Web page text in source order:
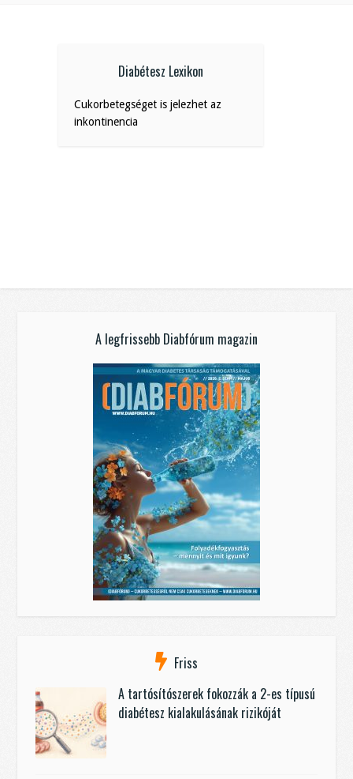
Diabétesz Lexikon
Cukorbetegséget is jelezhet az
inkontinencia
A legfrissebb Diabfórum magazin
Friss
A tartósítószerek fokozzák a 2-es típusú
diabétesz kialakulásának rizikóját